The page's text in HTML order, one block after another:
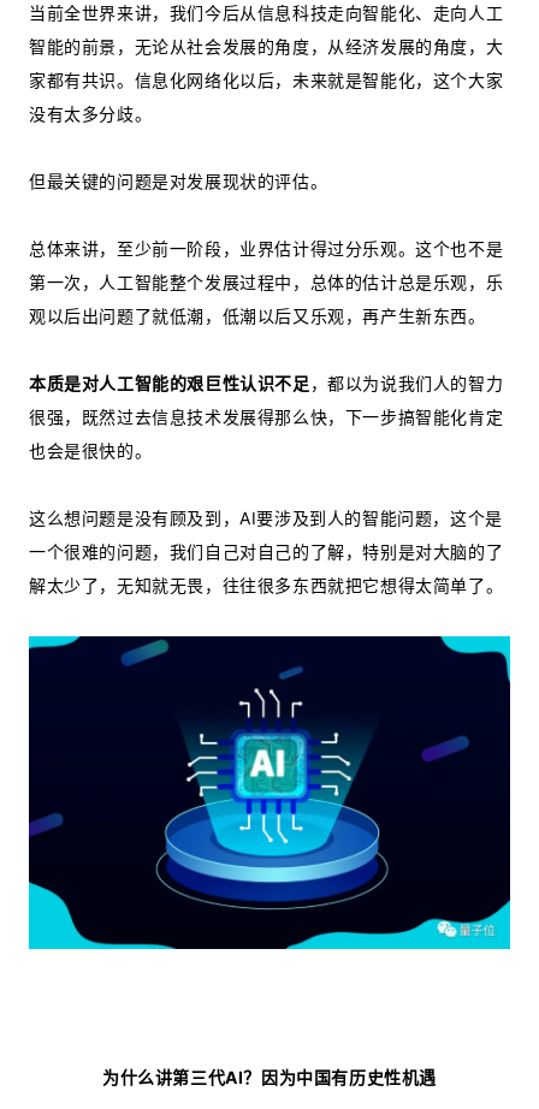
当前全世界来讲，我们今后从信息科技走向智能化、走向人工
智能的前景，无论从社会发展的角度，从经济发展的角度，大
家都有共识。信息化网络化以后，未来就是智能化，这个大家
没有太多分歧。
但最关键的问题是对发展现状的评估。
总体来讲，至少前一阶段，业界估计得过分乐观。这个也不是
第一次，人工智能整个发展过程中，总体的估计总是乐观，乐
观以后出问题了就低潮，低潮以后又乐观，再产生新东西。
本质是对人工智能的艰巨性认识不足 ，都以为说我们人的智力
很强，既然过去信息技术发展得那么快，下一步搞智能化肯定
也会是很快的。
这么想问题是没有顾及到，AI要涉及到人的智能问题，这个是
一个很难的问题，我们自己对自己的了解，特别是对大脑的了
解太少了，无知就无畏，往往很多东西就把它想得太简单了。
为什么讲第三代AI？因为中国有历史性机遇